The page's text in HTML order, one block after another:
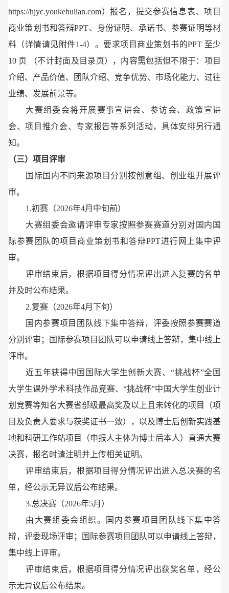
https://hjyc.youkehulian.com）报名，提交参赛信息表、项目
商业策划书和答辩PPT、身份证明、承诺书、参赛证明等材
料（详情请见附件1-4）。要求项目商业策划书的PPT 至少
10 页 （不计封面及目录页），内容需包括但不限于：项目
介绍、产品价值、团队介绍、竞争优势、市场化能力、过往
业绩、发展前景等。
大赛组委会将开展赛事宣讲会、参访会、政策宣讲
会、项目推介会、专家报告等系列活动，具体安排另行通
知。
（三）项目评审
国际国内不同来源项目分别按创意组、创业组开展评
审。
1.初赛（2026年4月中旬前）
大赛组委会邀请评审专家按照参赛赛道分别对国内国
际参赛团队的项目商业策划书和答辩PPT进行网上集中评
审。
评审结束后，根据项目得分情况评出进入复赛的名单
并及时公布结果。
2.复赛（2026年4月下旬）
国内参赛项目团队线下集中答辩，评委按照参赛赛道
分别评审；国际参赛项目团队可以申请线上答辩，集中线上
评审。
近五年获得中国国际大学生创新大赛、“挑战杯”全国
大学生课外学术科技作品竞赛、“挑战杯”中国大学生创业计
划竞赛等知名大赛省部级最高奖及以上且未转化的项目（项
目及负责人要求与获奖证书一致），以及博士后创新实践基
地和科研工作站项目（申报人主体为博士后本人）直通大赛
决赛，报名时请注明并上传相关证明。
评审结束后，根据项目得分情况评出进入总决赛的名
单，经公示无异议后公布结果。
3.总决赛（2026年5月）
由大赛组委会组织。国内参赛项目团队线下集中答
辩，评委现场评审；国际参赛项目团队可以申请线上答辩，
集中线上评审。
评审结束后，根据项目得分情况评出获奖名单，经公
示无异议后公布结果。